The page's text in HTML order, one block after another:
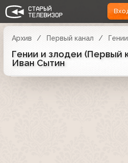
Архив Первый канал
Гении и злодеи (Первый
Иван Сытин